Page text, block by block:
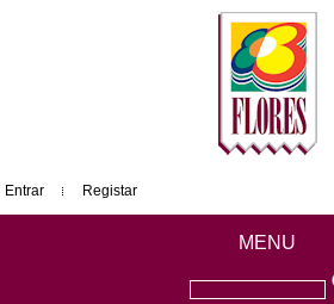
Entrar Registar
MENU